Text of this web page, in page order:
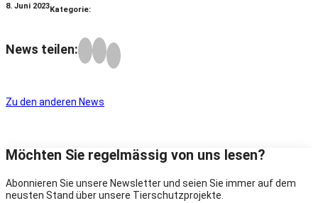
8. Juni 2023Kategorie:
News teilen:
Zu den anderen News
Möchten Sie regelmässig von uns lesen?
Abonnieren Sie unsere Newsletter und seien Sie immer auf dem
neusten Stand über unsere Tierschutzprojekte.